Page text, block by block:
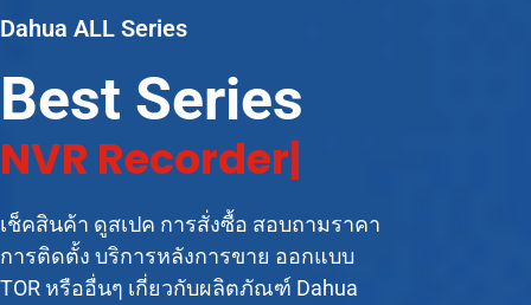
Dahua ALL Series
Best Series
|
เช็คสินค้า ดูสเปค การสั่งซื้อ สอบถามราคา
การติดตั้ง บริการหลังการขาย ออกแบบ
TOR หรืออื่นๆ เกี่ยวกับผลิตภัณฑ์ Dahua